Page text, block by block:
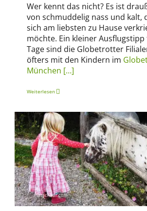
Wer kennt das nicht? Es ist
von schmuddelig nass und kalt,
sich am liebsten zu Hause
möchte. Ein kleiner
Tage sind die Globetrotter
öfters mit den Kindern im
München […]
Weiterlesen
Barfuß Erlebniswandern Familien-Alltag mit
Laufrad München-Tipps Outdoor mit Kind
Wandern